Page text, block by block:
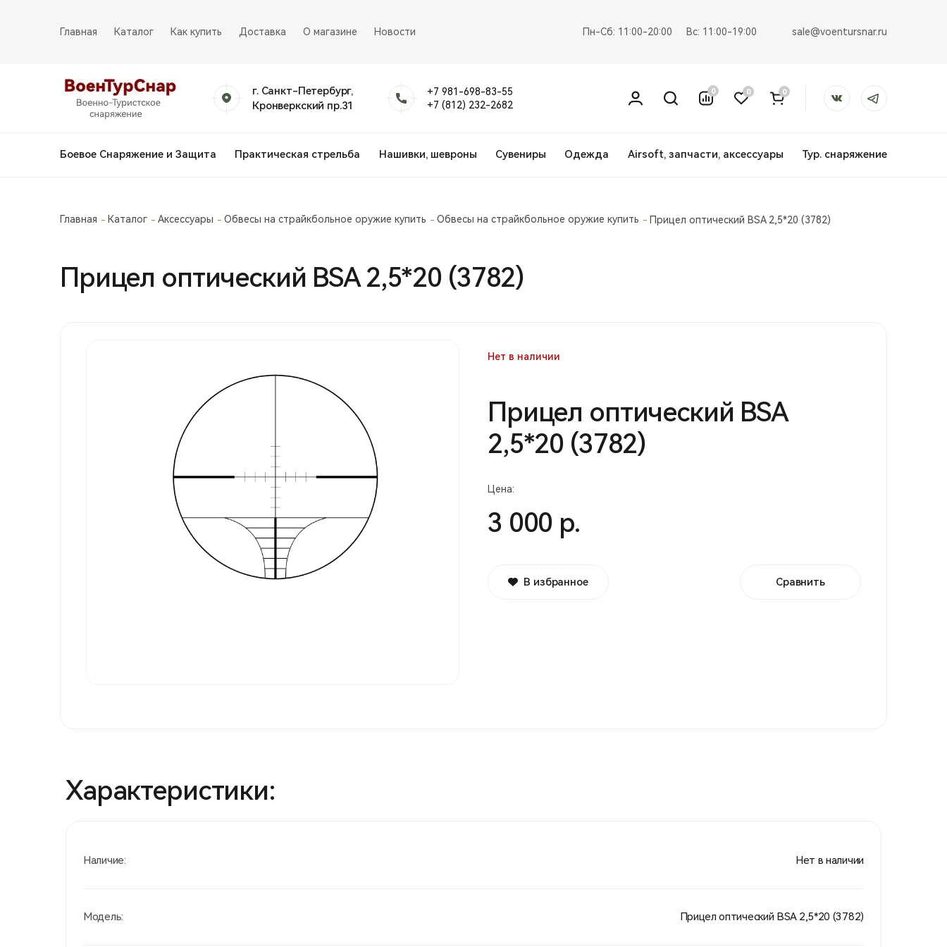
Главная Каталог Как купить Доставка О магазине Новости Пн-Сб: 11:00-20:00 Вс: 11:00-19:00 sale@voentursnar.ru
г. Санкт-Петербург,
Кронверкский пр.31
+7 981-698-83-55
+7 (812) 232-2682
0 0 0
Боевое Снаряжение и Защита Практическая стрельба Нашивки, шевроны Сувениры Одежда Airsoft, запчасти, аксессуары Тур. снаряжение
Главная Каталог Аксессуары Обвесы на страйкбольное оружие купить Обвесы на страйкбольное оружие купить Прицел оптический BSA 2,5*20 (3782)
Прицел оптический BSA 2,5*20 (3782)
Нет в наличии
Прицел оптический BSA
2,5*20 (3782)
Цена:
3 000 р.
В избранное Сравнить
Характеристики:
Наличие: Нет в наличии
Модель: Прицел оптический BSA 2,5*20 (3782)